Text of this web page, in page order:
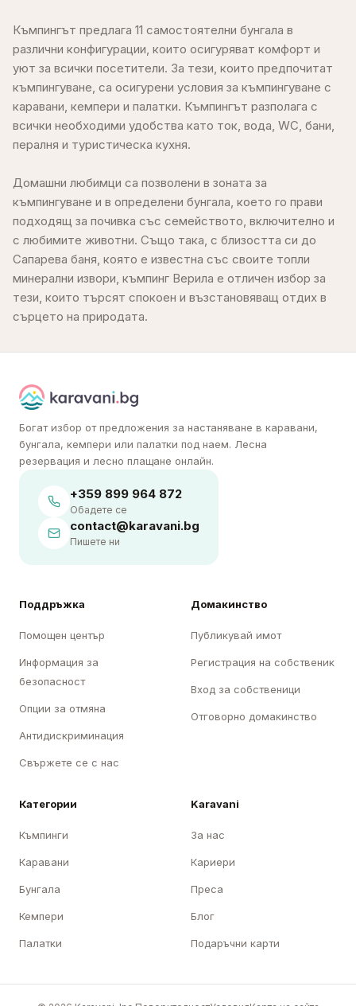
Къмпингът предлага 11 самостоятелни бунгала в
различни конфигурации, които осигуряват комфорт и
уют за всички посетители. За тези, които предпочитат
къмпингуване, са осигурени условия за къмпингуване с
каравани, кемпери и палатки. Къмпингът разполага с
всички необходими удобства като ток, вода, WC, бани,
пералня и туристическа кухня.
Домашни любимци са позволени в зоната за
къмпингуване и в определени бунгала, което го прави
подходящ за почивка със семейството, включително и
с любимите животни. Също така, с близостта си до
Сапарева баня, която е известна със своите топли
минерални извори, къмпинг Верила е отличен избор за
тези, които търсят спокоен и възстановяващ отдих в
сърцето на природата.
Богат избор от предложения за настаняване в каравани,
бунгала, кемпери или палатки под наем. Лесна
резервация и лесно плащане онлайн.
+359 899 964 872
Обадете се
contact@karavani.bg
Пишете ни
Поддръжка
Помощен център
Информация за
безопасност
Опции за отмяна
Антидискриминация
Свържете се с нас
Домакинство
Публикувай имот
Регистрация на собственик
Вход за собственици
Отговорно домакинство
Категории
Къмпинги
Каравани
Бунгала
Кемпери
Палатки
Karavani
За нас
Кариери
Преса
Блог
Подаръчни карти